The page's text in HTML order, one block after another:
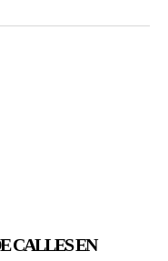
CALLES EN